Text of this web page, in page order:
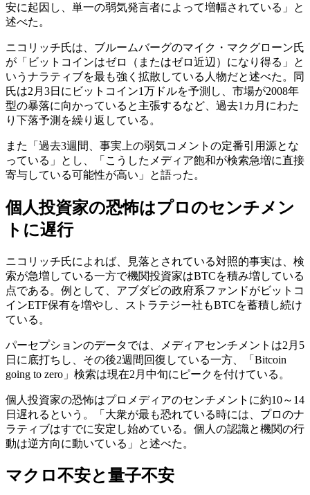
安に起因し、単一の弱気発言者によって増幅されている」と
述べた。
ニコリッチ氏は、ブルームバーグのマイク・マクグローン氏
が「ビットコインはゼロ（またはゼロ近辺）になり得る」と
いうナラティブを最も強く拡散している人物だと述べた。同
氏は2月3日にビットコイン1万ドルを予測し、市場が2008年
型の暴落に向かっていると主張するなど、過去1カ月にわた
り下落予測を繰り返している。
また「過去3週間、事実上の弱気コメントの定番引用源とな
っている」とし、「こうしたメディア飽和が検索急増に直接
寄与している可能性が高い」と語った。
個人投資家の恐怖はプロのセンチメン
トに遅行
ニコリッチ氏によれば、見落とされている対照的事実は、検
索が急増している一方で機関投資家はBTCを積み増している
点である。例として、アブダビの政府系ファンドがビットコ
インETF保有を増やし、ストラテジー社もBTCを蓄積し続け
ている。
パーセプションのデータでは、メディアセンチメントは2月5
日に底打ちし、その後2週間回復している一方、「Bitcoin
going to zero」検索は現在2月中旬にピークを付けている。
個人投資家の恐怖はプロメディアのセンチメントに約10～14
日遅れるという。「大衆が最も恐れている時には、プロのナ
ラティブはすでに安定し始めている。個人の認識と機関の行
動は逆方向に動いている」と述べた。
マクロ不安と量子不安